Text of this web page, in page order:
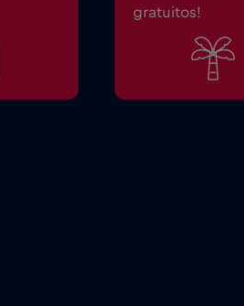
gratuitos!